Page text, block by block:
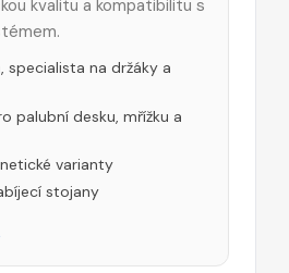
kvalitu a kompatibilitu s
specialista na držáky a
palubní desku, mřížku a
varianty
stojany